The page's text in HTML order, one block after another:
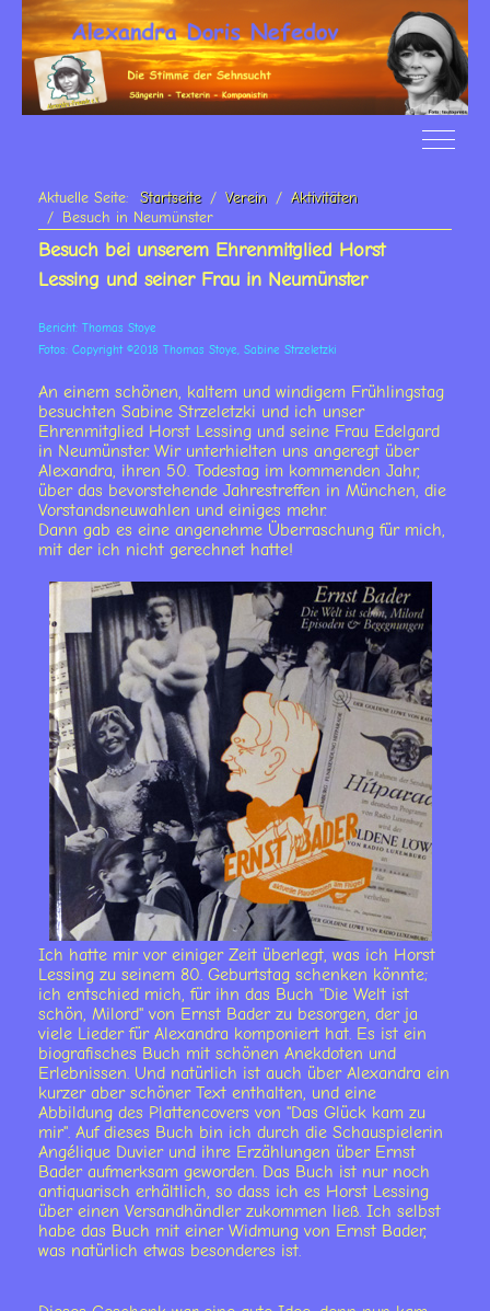
Off-
Aktuelle Seite: Startseite Verein
Aktivitäten
Besuch in Neumünster
Besuch bei unserem Ehrenmitglied Horst
Lessing und seiner Frau in Neumünster
Bericht: Thomas Stoye
Fotos: Copyright ©2018 Thomas Stoye, Sabine Strzeletzki
An einem schönen, kaltem und windigem Frühlingstag
besuchten Sabine Strzeletzki und ich unser
Ehrenmitglied Horst Lessing und seine Frau Edelgard
in Neumünster. Wir unterhielten uns angeregt über
Alexandra, ihren 50. Todestag im kommenden Jahr,
über das bevorstehende Jahrestreffen in München, die
Vorstandsneuwahlen und einiges mehr.
Dann gab es eine angenehme Überraschung für mich,
mit der ich nicht gerechnet hatte!
Ich hatte mir vor einiger Zeit überlegt, was ich Horst
Lessing zu seinem 80. Geburtstag schenken könnte;
ich entschied mich, für ihn das Buch "Die Welt ist
schön, Milord" von Ernst Bader zu besorgen, der ja
viele Lieder für Alexandra komponiert hat. Es ist ein
biografisches Buch mit schönen Anekdoten und
Erlebnissen. Und natürlich ist auch über Alexandra ein
kurzer aber schöner Text enthalten, und eine
Abbildung des Plattencovers von "Das Glück kam zu
mir". Auf dieses Buch bin ich durch die Schauspielerin
Angélique Duvier und ihre Erzählungen über Ernst
Bader aufmerksam geworden. Das Buch ist nur noch
antiquarisch erhältlich, so dass ich es Horst Lessing
über einen Versandhändler zukommen ließ. Ich selbst
habe das Buch mit einer Widmung von Ernst Bader,
was natürlich etwas besonderes ist.